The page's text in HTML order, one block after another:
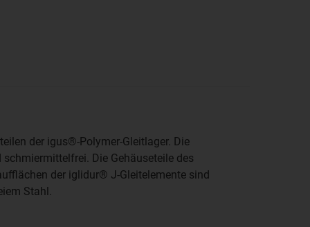
der igus®-Polymer-Gleitlager. Die
Die Gehäuseteile des
der iglidur® J-Gleitelemente sind
Stahl.